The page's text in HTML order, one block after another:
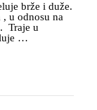
brže i duže.
u odnosu na
Traje u
…